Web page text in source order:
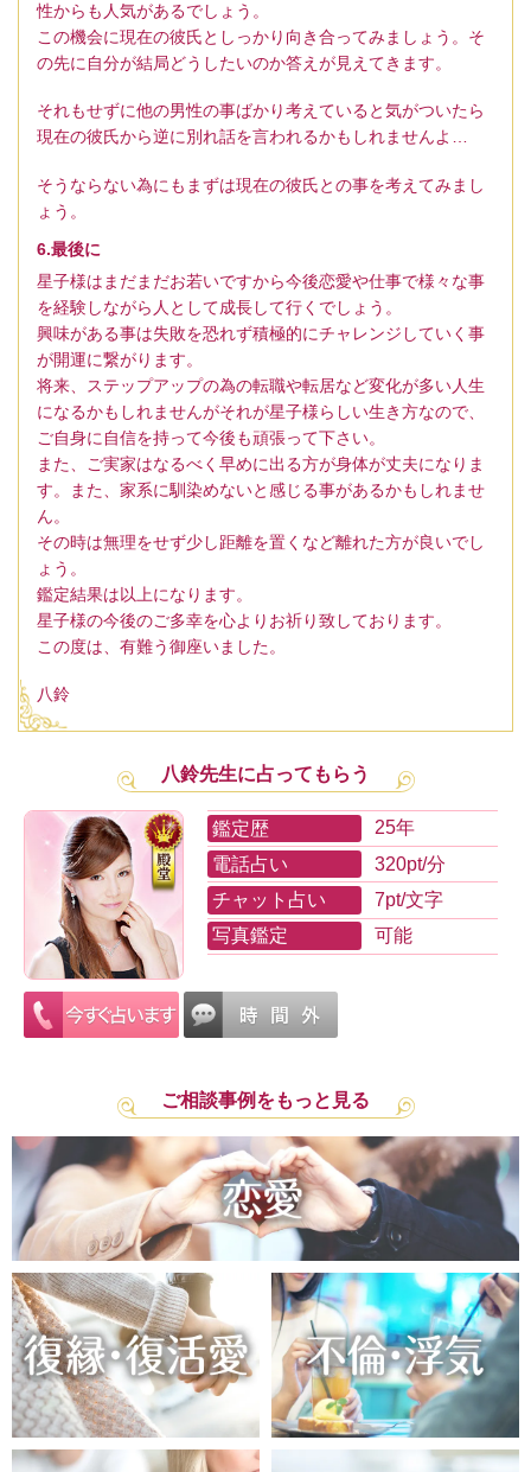
性からも人気があるでしょう。
この機会に現在の彼氏としっかり向き合ってみましょう。そ
の先に自分が結局どうしたいのか答えが見えてきます。
それもせずに他の男性の事ばかり考えていると気がついたら
現在の彼氏から逆に別れ話を言われるかもしれませんよ…
そうならない為にもまずは現在の彼氏との事を考えてみまし
ょう。
6.最後に
星子様はまだまだお若いですから今後恋愛や仕事で様々な事
を経験しながら人として成長して行くでしょう。
興味がある事は失敗を恐れず積極的にチャレンジしていく事
が開運に繋がります。
将来、ステップアップの為の転職や転居など変化が多い人生
になるかもしれませんがそれが星子様らしい生き方なので、
ご自身に自信を持って今後も頑張って下さい。
また、ご実家はなるべく早めに出る方が身体が丈夫になりま
す。また、家系に馴染めないと感じる事があるかもしれませ
ん。
その時は無理をせず少し距離を置くなど離れた方が良いでし
ょう。
鑑定結果は以上になります。
星子様の今後のご多幸を心よりお祈り致しております。
この度は、有難う御座いました。
八鈴
八鈴先生に占ってもらう
鑑定歴
25年
電話占い
320pt/分
チャット占い
7pt/文字
写真鑑定
可能
ご相談事例をもっと見る